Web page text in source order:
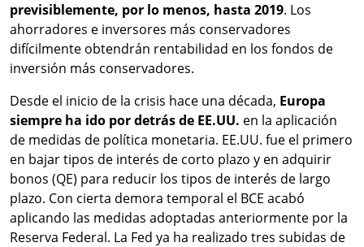
previsiblemente, por lo menos, hasta 2019. Los
ahorradores e inversores más conservadores
difícilmente obtendrán rentabilidad en los fondos de
inversión más conservadores.
Desde el inicio de la crisis hace una década, Europa
siempre ha ido por detrás de EE.UU. en la aplicación
de medidas de política monetaria. EE.UU. fue el primero
en bajar tipos de interés de corto plazo y en adquirir
bonos (QE) para reducir los tipos de interés de largo
plazo. Con cierta demora temporal el BCE acabó
aplicando las medidas adoptadas anteriormente por la
Reserva Federal. La Fed ya ha realizado tres subidas de